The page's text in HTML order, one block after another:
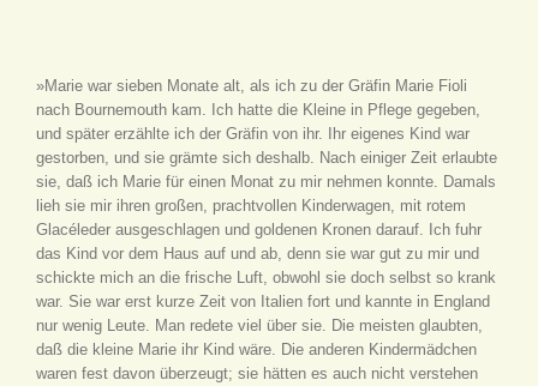
»Marie war sieben Monate alt, als ich zu der Gräfin Marie Fioli
nach Bournemouth kam. Ich hatte die Kleine in Pflege gegeben,
und später erzählte ich der Gräfin von ihr. Ihr eigenes Kind war
gestorben, und sie grämte sich deshalb. Nach einiger Zeit erlaubte
sie, daß ich Marie für einen Monat zu mir nehmen konnte. Damals
lieh sie mir ihren großen, prachtvollen Kinderwagen, mit rotem
Glacéleder ausgeschlagen und goldenen Kronen darauf. Ich fuhr
das Kind vor dem Haus auf und ab, denn sie war gut zu mir und
schickte mich an die frische Luft, obwohl sie doch selbst so krank
war. Sie war erst kurze Zeit von Italien fort und kannte in England
nur wenig Leute. Man redete viel über sie. Die meisten glaubten,
daß die kleine Marie ihr Kind wäre. Die anderen Kindermädchen
waren fest davon überzeugt; sie hätten es auch nicht verstehen